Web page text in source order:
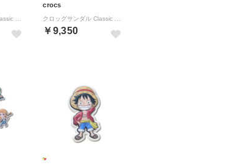
crocs
￥9,350